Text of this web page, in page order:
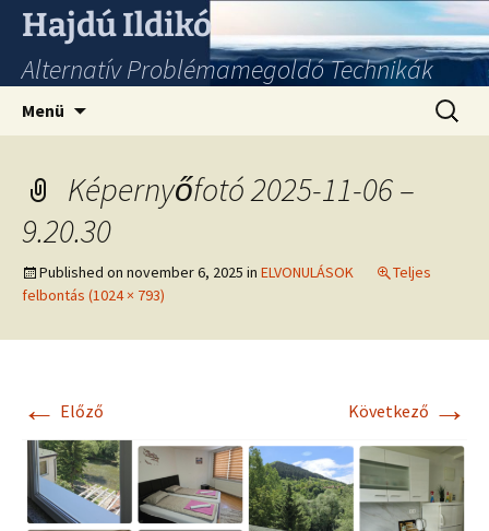
Hajdú Ildikó
Alternatív Problémamegoldó Technikák
Menü
Képernyőfotó 2025-11-06 –
9.20.30
Published on november 6, 2025 in ELVONULÁSOK
Teljes
felbontás (1024 × 793)
← Előző Következő →